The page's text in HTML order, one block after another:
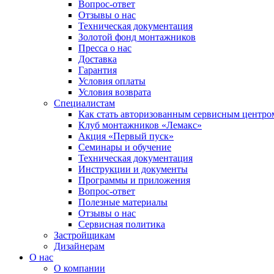
Вопрос-ответ
Отзывы о нас
Техническая документация
Золотой фонд монтажников
Пресса о нас
Доставка
Гарантия
Условия оплаты
Условия возврата
Специалистам
Как стать авторизованным сервисным
Клуб монтажников «Лемакс»
Акция «Первый пуск»
Семинары и обучение
Техническая документация
Инструкции и документы
Программы и приложения
Вопрос-ответ
Полезные материалы
Отзывы о нас
Сервисная политика
Застройщикам
Дизайнерам
О нас
О компании